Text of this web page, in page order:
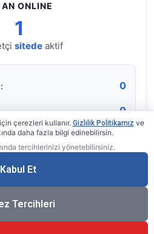
AN ONLINE
1
sitede aktif
0
0
zamanlı sayaç
çerezleri kullanır. Gizlilik Politikamız ve
daha fazla bilgi edinebilirsin.
tercihlerinizi yönetebilirsiniz.
Kabul Et
Tercihleri